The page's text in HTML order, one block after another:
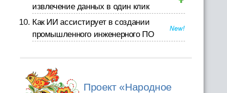
извлечение данных в один клик
Как ИИ ассистирует в создании
промышленного инженерного ПО
Проект «Народное